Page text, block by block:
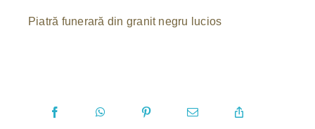
Piatră funerară din granit negru lucios